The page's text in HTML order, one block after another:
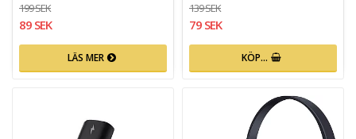
199 SEK
89 SEK
LÄS MER
139 SEK
79 SEK
KÖP…